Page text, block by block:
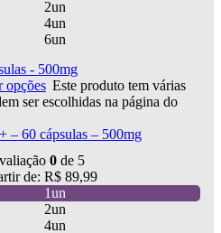
2un
4un
6un
opções Este produto tem várias
ser escolhidas na página do
– 60 cápsulas – 500mg
0 de 5
de: R$ 89,99
1un
2un
4un